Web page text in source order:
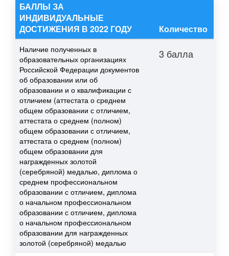
БАЛЛЫ ЗА
ИНДИВИДУАЛЬНЫЕ
ДОСТИЖЕНИЯ В 2022 ГОДУ
Количество
Наличие полученных в
образовательных организациях
Российской Федерации документов
об образовании или об
образовании и о квалификации с
отличием (аттестата о среднем
общем образовании с отличием,
аттестата о среднем (полном)
общем образовании с отличием,
аттестата о среднем (полном)
общем образовании для
награжденных золотой
(серебряной) медалью, диплома о
среднем профессиональном
образовании с отличием, диплома
о начальном профессиональном
образовании с отличием, диплома
о начальном профессиональном
образовании для награжденных
золотой (серебряной) медалью
3 балла